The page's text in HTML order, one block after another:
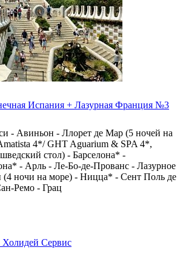
Испания + Лазурная Франция №3
- Авиньон - Ллорет де Мар (5 ночей на
4*/ GHT Aguarium & SPA 4*,
стол) - Барселона* -
- Арль - Ле-Бо-де-Прованс - Лазурное
(4 ночи на море) - Ницца* - Сент Поль де
Ремо - Грац
Холидей Сервис